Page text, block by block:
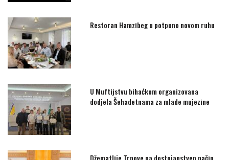
Restoran Hamzibeg u potpuno novom ruhu
U Muftijstvu bihaćkom organizovana
dodjela Šehadetnama za mlade mujezine
Džematlije Trnove na dostojanstven način